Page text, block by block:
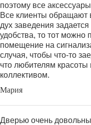
поэтому все
Все клиенты обращают
дух заведения
удобства, то тот можно
помещение на
случая, чтобы что-то
что любителям красоты
коллективом.
Мария
Дверью очень